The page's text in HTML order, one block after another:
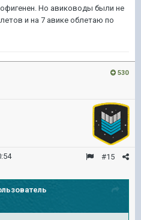
Но авиководы были не
и на 7 авике облетаю по
530
#15